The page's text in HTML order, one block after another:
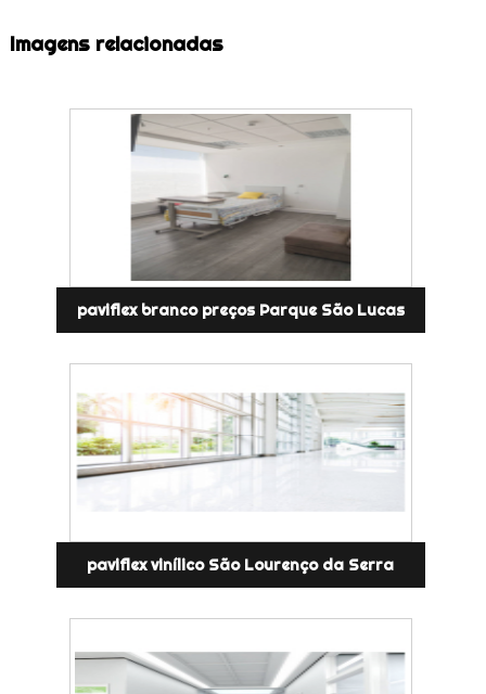
Imagens relacionadas
paviflex branco preços Parque São Lucas
paviflex vinílico São Lourenço da Serra